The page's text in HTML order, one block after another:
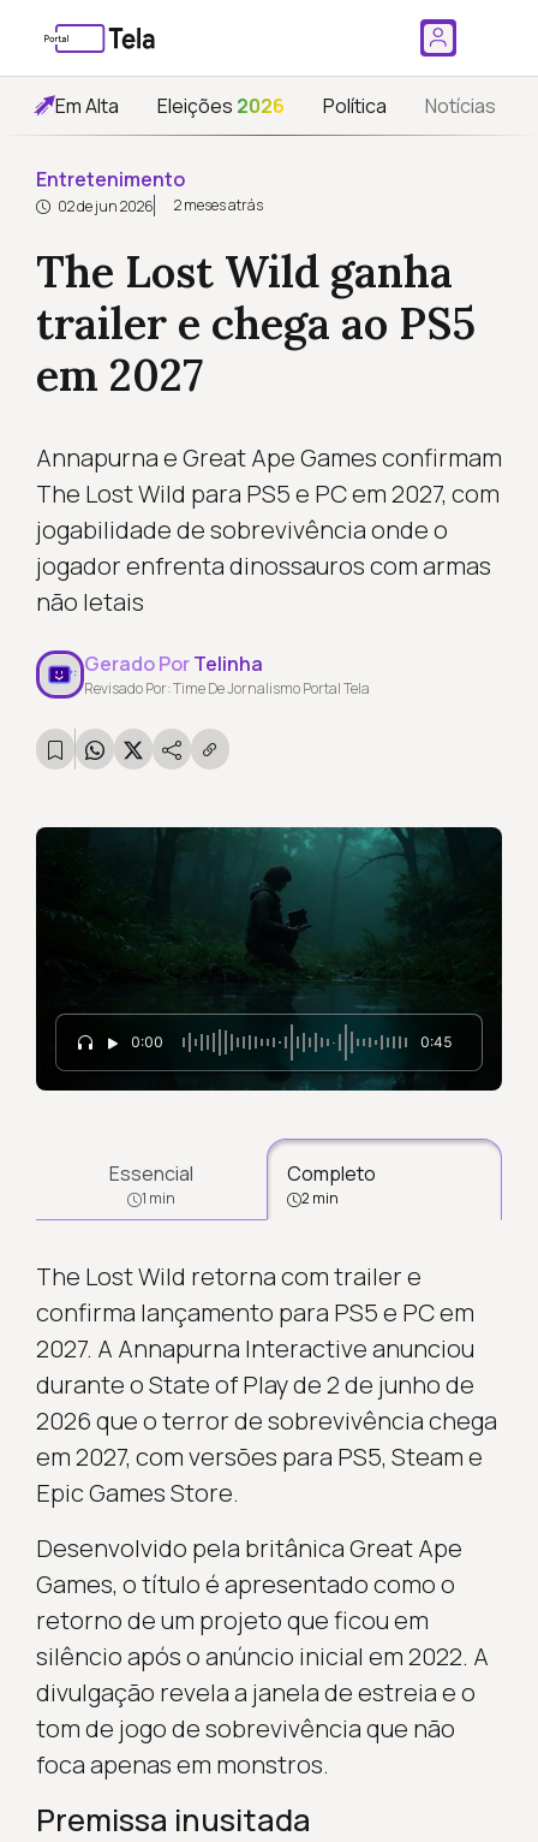
Em Alta Eleições 2026 Política Notícias
Entretenimento
02 de jun 2026 2 meses atrás
The Lost Wild ganha
trailer e chega ao PS5
em 2027
Annapurna e Great Ape Games confirmam
The Lost Wild para PS5 e PC em 2027, com
jogabilidade de sobrevivência onde o
jogador enfrenta dinossauros com armas
não letais
Gerado PorTelinha
Revisado Por: Time De Jornalismo Portal Tela
0:00 0:45
Essencial
1 min
Completo
2 min
The Lost Wild retorna com trailer e
confirma lançamento para PS5 e PC em
2027. A Annapurna Interactive anunciou
durante o State of Play de 2 de junho de
2026 que o terror de sobrevivência chega
em 2027, com versões para PS5, Steam e
Epic Games Store.
Desenvolvido pela britânica Great Ape
Games, o título é apresentado como o
retorno de um projeto que ficou em
silêncio após o anúncio inicial em 2022. A
divulgação revela a janela de estreia e o
tom de jogo de sobrevivência que não
foca apenas em monstros.
Premissa inusitada